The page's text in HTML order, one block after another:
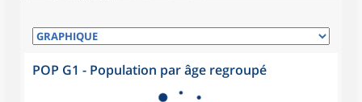
POP G1 - Population par âge regroupé